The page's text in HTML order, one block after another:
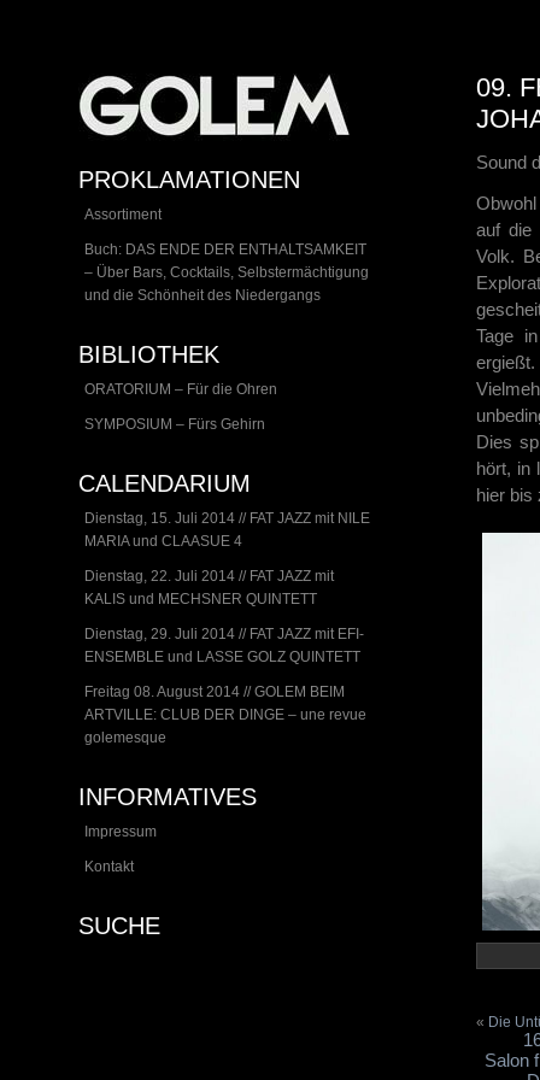
PROKLAMATIONEN
Assortiment
Buch: DAS ENDE DER ENTHALTSAMKEIT
– Über Bars, Cocktails, Selbstermächtigung
und die Schönheit des Niedergangs
BIBLIOTHEK
ORATORIUM – Für die Ohren
SYMPOSIUM – Fürs Gehirn
CALENDARIUM
Dienstag, 15. Juli 2014 // FAT JAZZ mit NILE
MARIA und CLAASUE 4
Dienstag, 22. Juli 2014 // FAT JAZZ mit
KALIS und MECHSNER QUINTETT
Dienstag, 29. Juli 2014 // FAT JAZZ mit EFI-
ENSEMBLE und LASSE GOLZ QUINTETT
Freitag 08. August 2014 // GOLEM BEIM
ARTVILLE: CLUB DER DINGE – une revue
golemesque
INFORMATIVES
Impressum
Kontakt
SUCHE
09.
Sound
auf die
Volk.
Tage
ergießt.
Dies
hört, in
hier bis
« Die
Salon